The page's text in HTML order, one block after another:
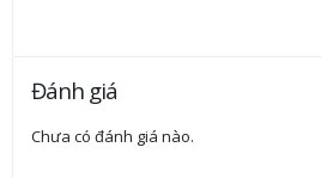
Đánh giá
Chưa có đánh giá nào.